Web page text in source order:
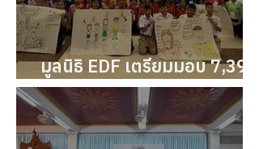
มูลนิธิ EDF เตรียมมอบ 7,393
ทุน ให้นักเรียน นักศึกษา
ขาดแคลนประจำปีการศึกษา
2569